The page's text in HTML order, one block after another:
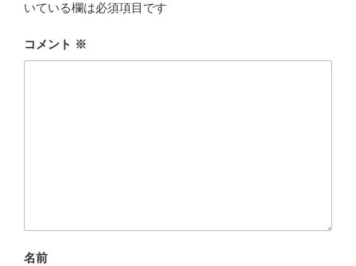
いている欄は必須項目です
コメント ※
名前